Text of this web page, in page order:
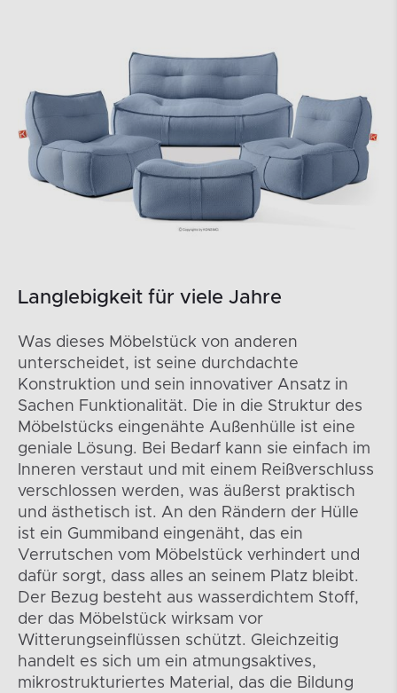
Langlebigkeit für viele Jahre
Was dieses Möbelstück von anderen
unterscheidet, ist seine durchdachte
Konstruktion und sein innovativer Ansatz in
Sachen Funktionalität. Die in die Struktur des
Möbelstücks eingenähte Außenhülle ist eine
geniale Lösung. Bei Bedarf kann sie einfach im
Inneren verstaut und mit einem Reißverschluss
verschlossen werden, was äußerst praktisch
und ästhetisch ist. An den Rändern der Hülle
ist ein Gummiband eingenäht, das ein
Verrutschen vom Möbelstück verhindert und
dafür sorgt, dass alles an seinem Platz bleibt.
Der Bezug besteht aus wasserdichtem Stoff,
der das Möbelstück wirksam vor
Witterungseinflüssen schützt. Gleichzeitig
handelt es sich um ein atmungsaktives,
mikrostrukturiertes Material, das die Bildung